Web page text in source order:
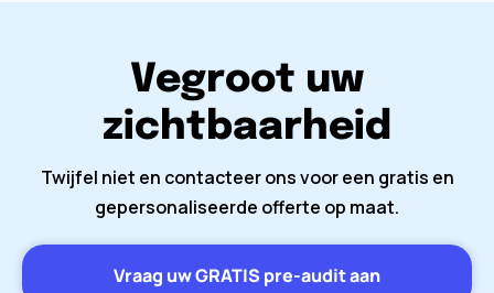
Vegroot uw
zichtbaarheid
Twijfel niet en contacteer ons voor een gratis en
gepersonaliseerde offerte op maat.
Vraag uw GRATIS pre-audit aan